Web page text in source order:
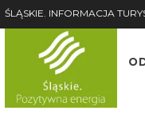
ŚLĄSKIE. INFORMACJA